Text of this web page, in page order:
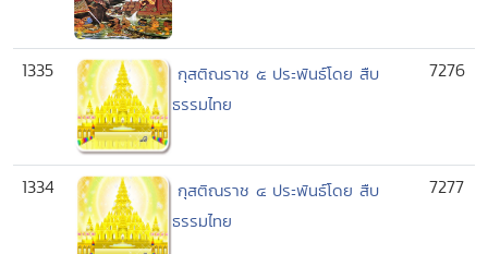
1335
กุสติณราช ๕ ประพันธ์โดย สืบ
ธรรมไทย
7276
1334
กุสติณราช ๔ ประพันธ์โดย สืบ
ธรรมไทย
7277